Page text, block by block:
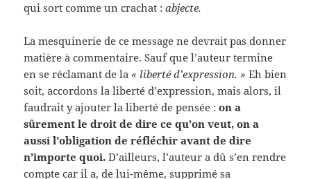
qui sort comme un crachat :abjecte.
La mesquinerie de ce message ne devrait pas donner
matière à commentaire. Sauf que l’auteur termine
en se réclamant de la « liberté d’expression. » Eh bien
soit, accordons la liberté d’expression, mais alors, il
faudrait y ajouter la liberté de pensée :on a
sûrement le droit de dire ce qu’on veut, on a
aussi l’obligation de réfléchir avant de dire
n’importe quoi. D’ailleurs, l’auteur a dû s’en rendre
compte car il a, de lui-même, supprimé sa